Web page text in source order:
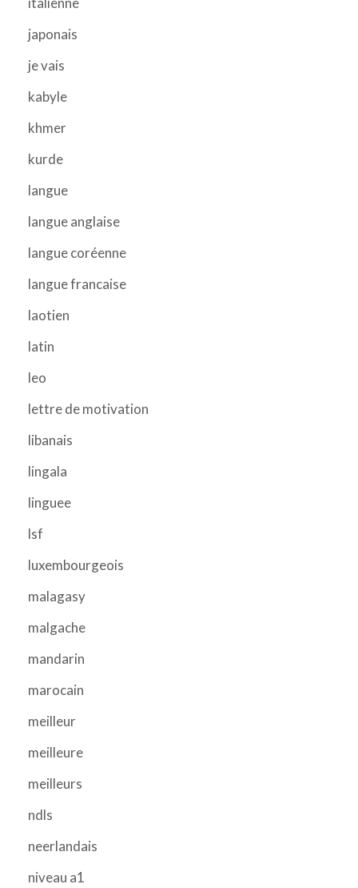
japonais
je vais
kabyle
khmer
kurde
langue
langue anglaise
langue coréenne
langue francaise
laotien
latin
leo
lettre de motivation
libanais
lingala
linguee
lsf
luxembourgeois
malagasy
malgache
mandarin
marocain
meilleur
meilleure
meilleurs
ndls
neerlandais
niveau a1